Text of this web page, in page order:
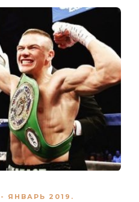
ЯНВАРЬ 2019.